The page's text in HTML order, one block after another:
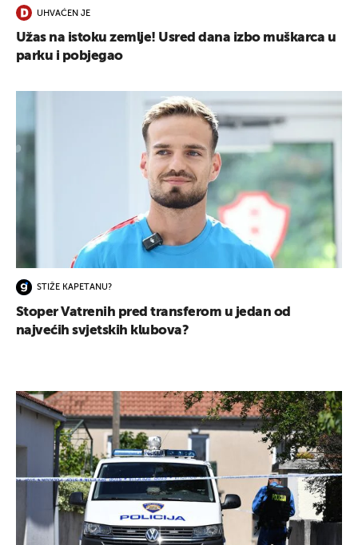
UHVAĆEN JE
Užas na istoku zemlje! Usred dana izbo muškarca u
parku i pobjegao
STIŽE KAPETANU?
Stoper Vatrenih pred transferom u jedan od
najvećih svjetskih klubova?